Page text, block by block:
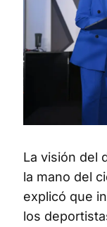
La visión del
la mano del
explicó que
los